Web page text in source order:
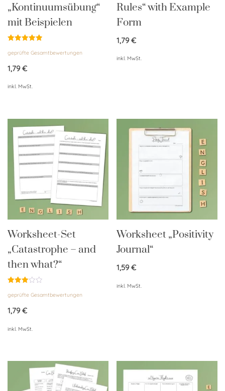
„Kontinuumsübung“
mit Beispielen
mit
von 5
geprüfte Gesamtbewertungen
1,79€
inkl. MwSt.
Rules“ with Example
Form
1,79€
inkl. MwSt.
Worksheet-Set
„Catastrophe – and
then what?“
mit
von 5
geprüfte Gesamtbewertungen
1,79€
inkl. MwSt.
Worksheet „Positivity
Journal“
1,59€
inkl. MwSt.